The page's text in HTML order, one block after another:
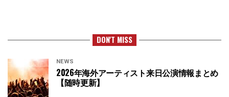
DON'T MISS
NEWS
2026年海外アーティスト来日公演情報まとめ
【随時更新】